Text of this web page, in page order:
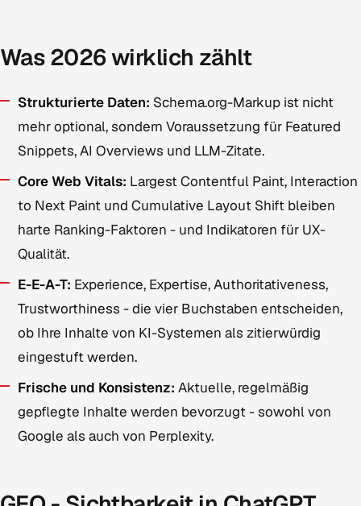
Was 2026 wirklich zählt
Strukturierte Daten: Schema.org-Markup ist nicht
mehr optional, sondern Voraussetzung für Featured
Snippets, AI Overviews und LLM-Zitate.
Core Web Vitals: Largest Contentful Paint, Interaction
to Next Paint und Cumulative Layout Shift bleiben
harte Ranking-Faktoren - und Indikatoren für UX-
Qualität.
E-E-A-T: Experience, Expertise, Authoritativeness,
Trustworthiness - die vier Buchstaben entscheiden,
ob Ihre Inhalte von KI-Systemen als zitierwürdig
eingestuft werden.
Frische und Konsistenz: Aktuelle, regelmäßig
gepflegte Inhalte werden bevorzugt - sowohl von
Google als auch von Perplexity.